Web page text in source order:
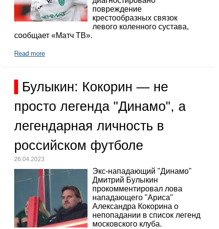
повреждение
крестообразных связок
левого коленного сустава,
сообщает «Матч ТВ».
Read more
Булыкин: Кокорин — не
просто легенда "Динамо", а
легендарная личность в
российском футболе
26.04.2023
Экс-нападающий "Динамо"
Дмитрий Булыкин
прокомментировал лова
нападающего "Ариса"
Александра Кокорина о
непопадании в список легенд
московского клуба.